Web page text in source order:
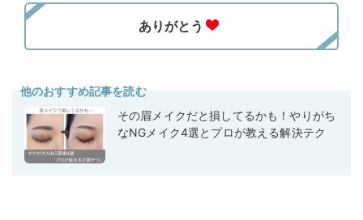
他のおすすめ記事を読む
その眉メイクだと損してるかも！やりがち
なNGメイク4選とプロが教える解決テク